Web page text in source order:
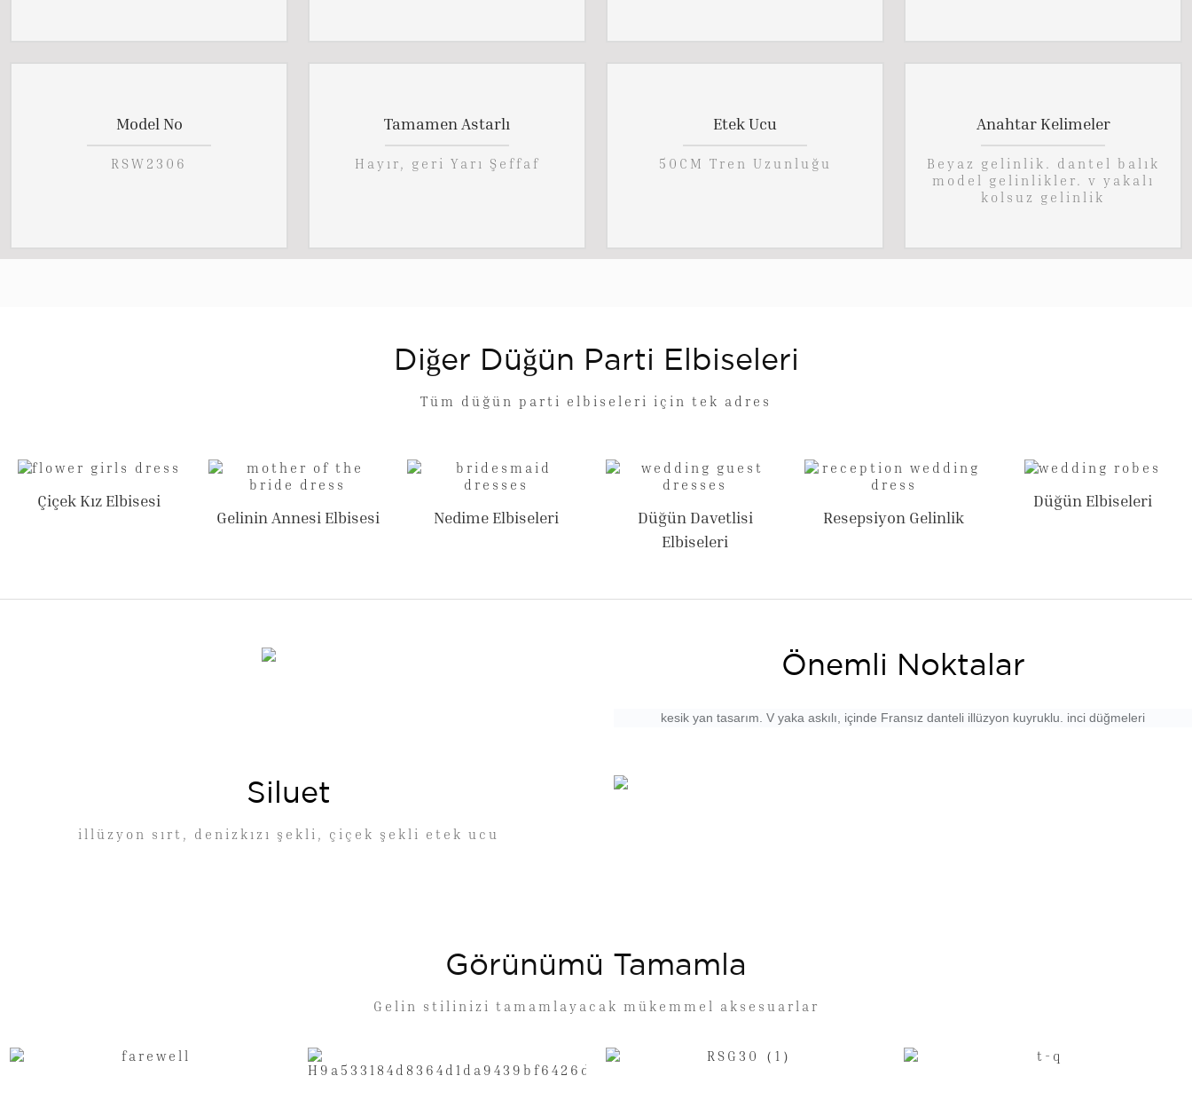
Model No
RSW2306
Tamamen Astarlı
Hayır, geri Yarı Şeffaf
Etek Ucu
50CM Tren Uzunluğu
Anahtar Kelimeler
Beyaz gelinlik. dantel balık
model gelinlikler. v yakalı
kolsuz gelinlik
Diğer Düğün Parti Elbiseleri
Tüm düğün parti elbiseleri için tek adres
Çiçek Kız Elbisesi
Gelinin Annesi Elbisesi
Nedime Elbiseleri
Düğün Davetlisi
Elbiseleri
Resepsiyon Gelinlik
Düğün Elbiseleri
Önemli Noktalar
kesik yan tasarım. V yaka askılı, içinde Fransız danteli illüzyon kuyruklu. inci düğmeleri
Siluet
illüzyon sırt, denizkızı şekli, çiçek şekli etek ucu
Görünümü Tamamla
Gelin stilinizi tamamlayacak mükemmel aksesuarlar